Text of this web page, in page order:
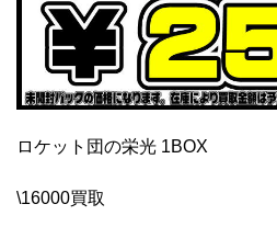
ロケット団の栄光 1BOX
\16000買取